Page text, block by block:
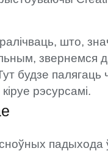
што,
звернемся
будзе
рэсурсамі.
падыхода